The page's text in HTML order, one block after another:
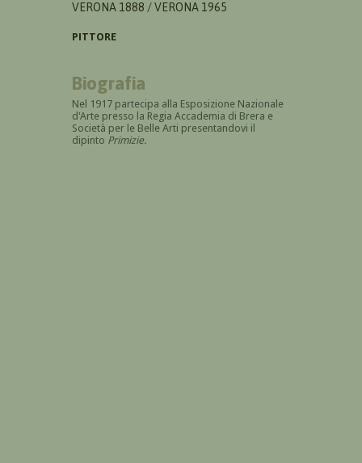
VERONA 1888 / VERONA 1965
PITTORE
Biografia
Nel 1917 partecipa alla Esposizione Nazionale
d'Arte presso la Regia Accademia di Brera e
Società per le Belle Arti presentandovi il
dipinto Primizie.